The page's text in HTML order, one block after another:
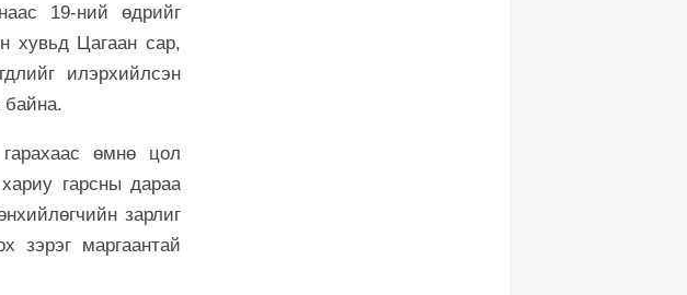
19-ний өдрийг
хувьд Цагаан сар,
илэрхийлсэн
байна.
өмнө цол
гарсны дараа
зарлиг
зэрэг маргаантай